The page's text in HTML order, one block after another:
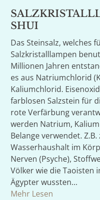
SHUI
Das Steinsalz, welches
Salzkristalllampen
Millionen Jahren
es aus Natriumchlorid
Kaliumchlorid.
farblosen Salzstein für
rote Verfärbung
werden Natrium,
Belange verwendet.
Wasserhaushalt im
Nerven (Psyche),
Völker wie die Taoisten
Ägypter wussten…
Mehr Lesen